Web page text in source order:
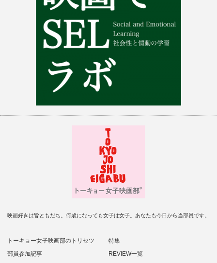
映画好きは皆ともだち。何歳になっても女子は女子。あなたも今日から当部員です。
トーキョー女子映画部のトリセツ
特集
部員参加記事
REVIEW一覧